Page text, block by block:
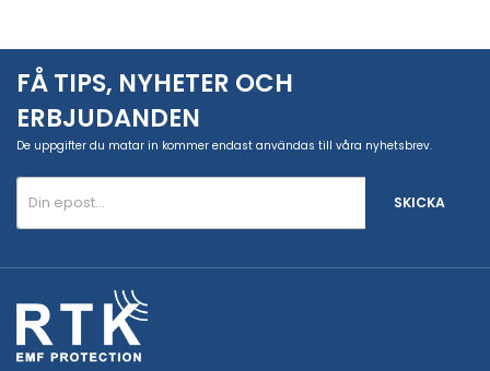
FÅ TIPS, NYHETER OCH
ERBJUDANDEN
De uppgifter du matar in kommer endast användas till våra nyhetsbrev.
SKICKA